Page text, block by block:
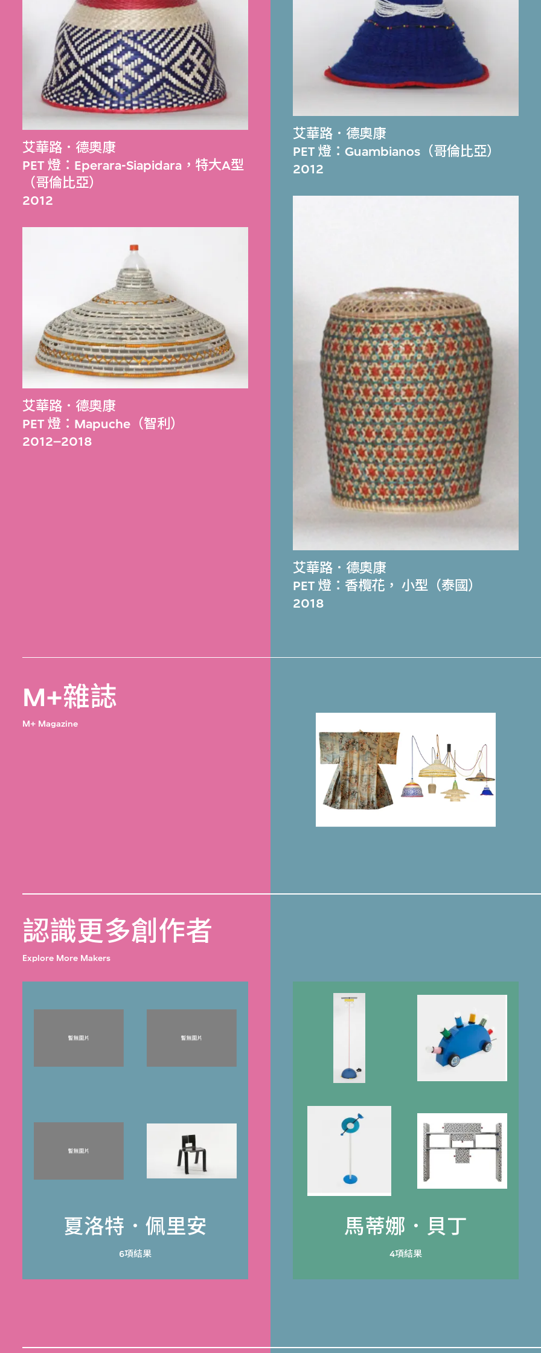
艾華路．德奧康
PET 燈：Eperara-Siapidara，特大A型
（哥倫比亞）
2012
艾華路．德奧康
PET 燈：Mapuche（智利）
2012–2018
艾華路．德奧康
PET 燈：Guambianos（哥倫比亞）
2012
艾華路．德奧康
PET 燈：香欖花， 小型（泰國）
2018
M+雜誌
M+ Magazine
認識更多創作者
Explore More Makers
夏洛特．佩里安
6項結果
馬蒂娜．貝丁
4項結果